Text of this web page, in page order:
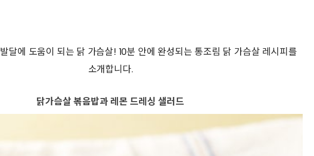
달에 도움이 되는 닭 가슴살! 10분 안에 완성되는 통조림 닭 가슴살 레시피를
소개합니다.
닭가슴살 볶음밥과 레몬 드레싱 샐러드